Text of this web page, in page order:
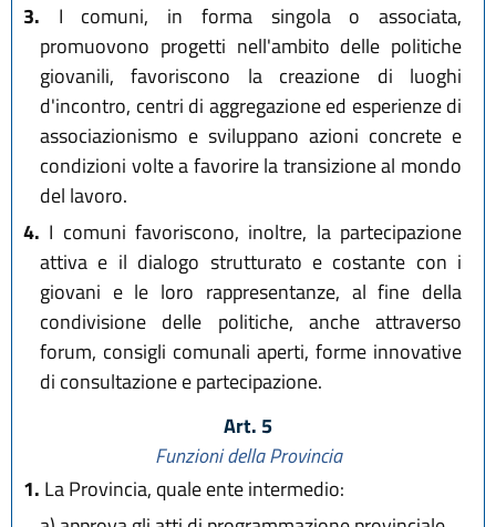
3. I comuni, in forma singola o associata,
promuovono progetti nell'ambito delle politiche
giovanili, favoriscono la creazione di luoghi
d'incontro, centri di aggregazione ed esperienze di
associazionismo e sviluppano azioni concrete e
condizioni volte a favorire la transizione al mondo
del lavoro.
4. I comuni favoriscono, inoltre, la partecipazione
attiva e il dialogo strutturato e costante con i
giovani e le loro rappresentanze, al fine della
condivisione delle politiche, anche attraverso
forum, consigli comunali aperti, forme innovative
di consultazione e partecipazione.
Art. 5
Funzioni della Provincia
1. La Provincia, quale ente intermedio: